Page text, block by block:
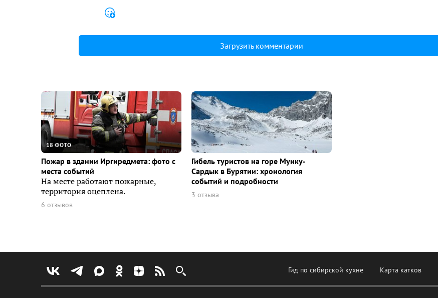
Загрузить комментарии
18 ФОТО
Пожар в здании Иргиредмета: фото с
места событий
На месте работают пожарные,
территория оцеплена.
6 отзывов
Гибель туристов на горе Мунку-
Сардык в Бурятии: хронология
событий и подробности
3 отзыва
Гид по сибирской кухне Карта катков